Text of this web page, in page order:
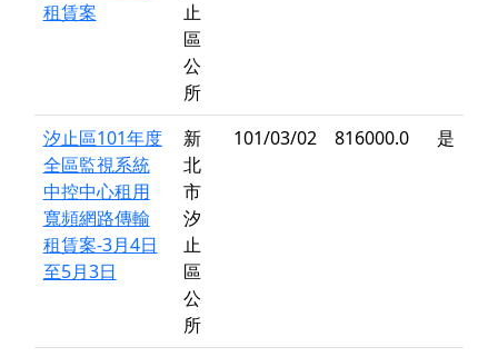
租賃案
止
區
公
所
汐止區101年度
全區監視系統
中控中心租用
寬頻網路傳輸
租賃案-3月4日
至5月3日
新
北
市
汐
止
區
公
所
101/03/02 816000.0 是